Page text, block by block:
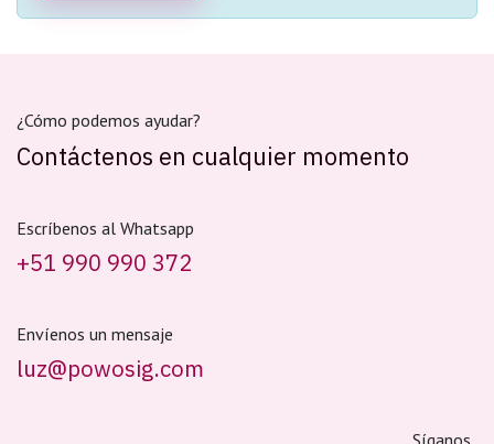
¿Cómo podemos ayudar?
Contáctenos en cualquier momento
Escríbenos al Whatsapp
+51 990 990 372
Envíenos un mensaje
luz@powosig.com
Síganos